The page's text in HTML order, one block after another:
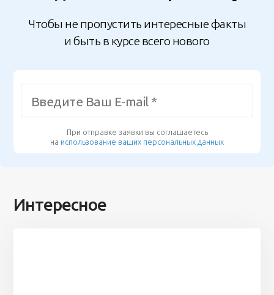
Чтобы не пропустить интересные факты
и быть в курсе всего нового
При отправке заявки вы соглашаетесь
на использование ваших персональных данных
Интересное